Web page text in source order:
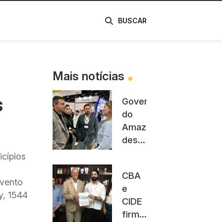
BUSCAR
1544
Mais notícias
Governo
do
Amazonas
destaca
Zona
Franca
para
o
CBA
e
CIDE
firmam